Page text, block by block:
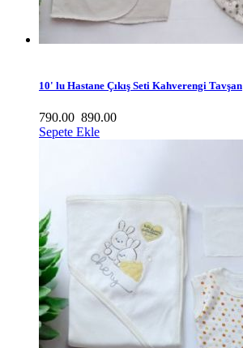
10' lu Hastane Çıkış Seti Kahverengi Tavşan
790.00 890.00
Sepete Ekle